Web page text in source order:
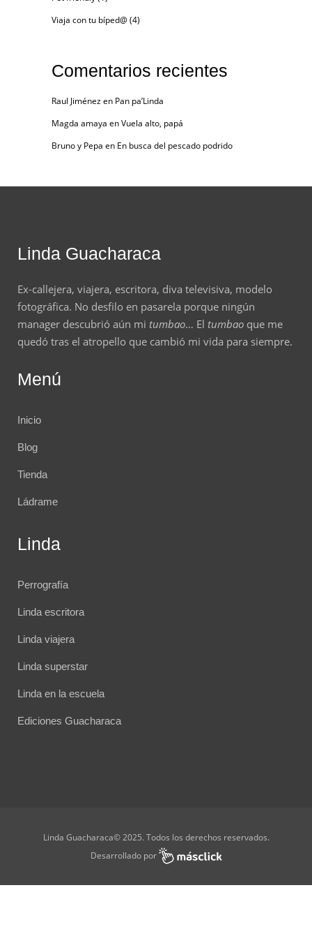
Viaja con tu bíped@ (4)
Comentarios recientes
Raul Jiménezen Pan pa’Linda
Magda amaya enVuela alto, papá
Bruno y Pepa en En busca del pescado podrido
Linda Guacharaca
Ex-callejera, viajera, escritora, diva televisiva, modelo
fotográfica. No desfilo en pasarela porque ningún
manager descubrió aún mi tumbao… El tumbao que me
quedó tras el atropello que cambió mi vida para siempre.
Menú
Inicio
Blog
Tienda
Ládrame
Linda
Perrografía
Linda escritora
Linda viajera
Linda superstar
Linda en la escuela
Ediciones Guacharaca
Linda Guacharaca© 2025. Todos los derechos reservados.
Desarrollado por